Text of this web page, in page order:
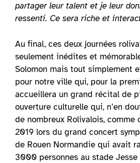
partager leur talent et je leur
ressenti. Ce sera riche et
Au final, ces deux journées
seulement inédites et
Solomon mais tout simplement
pour notre ville qui, pour la
accueillera un grand récital de
ouverture culturelle qui, n’en
de nombreux Rolivalois, comme
2019 lors du grand concert
de Rouen Normandie qui avait
3000 personnes au stade Jesse